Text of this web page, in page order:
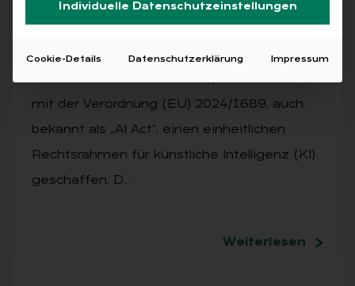
AUSGABE 1/2025
mit der Verordnung (EU) 2024/1689, auch
bekannt als „AI Act“, einen einheitlichen
Rechtsrahmen für künstliche Intelligenz (KI)
geschaffen. D…
Weiterlesen
Individuelle Datenschutzeinstellungen
Cookie-Details Datenschutzerklärung Impressum